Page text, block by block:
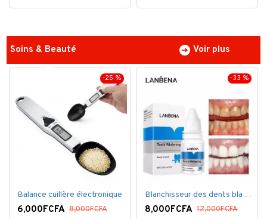
Soins & Beauté Voir plus
-25 %
Balance cuillère électronique
6,000FCFA 8,000FCFA
-33 %
Blanchisseur des dents blanc éblouissant
8,000FCFA 12,000FCFA